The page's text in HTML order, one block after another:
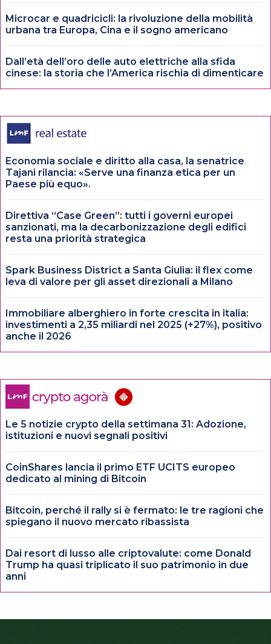
Microcar e quadricicli: la rivoluzione della mobilità
urbana tra Europa, Cina e il sogno americano
Dall’età dell’oro delle auto elettriche alla sfida
cinese: la storia che l’America rischia di dimenticare
Economia sociale e diritto alla casa, la senatrice
Tajani rilancia: «Serve una finanza etica per un
Paese più equo».
Direttiva “Case Green”: tutti i governi europei
sanzionati, ma la decarbonizzazione degli edifici
resta una priorità strategica
Spark Business District a Santa Giulia: il flex come
leva di valore per gli asset direzionali a Milano
Immobiliare alberghiero in forte crescita in italia:
investimenti a 2,35 miliardi nel 2025 (+27%), positivo
anche il 2026
Le 5 notizie crypto della settimana 31: Adozione,
istituzioni e nuovi segnali positivi
CoinShares lancia il primo ETF UCITS europeo
dedicato al mining di Bitcoin
Bitcoin, perché il rally si è fermato: le tre ragioni che
spiegano il nuovo mercato ribassista
Dai resort di lusso alle criptovalute: come Donald
Trump ha quasi triplicato il suo patrimonio in due
anni